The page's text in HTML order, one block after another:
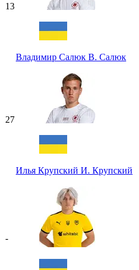
13
Владимир Салюк В. Салюк
27
Илья Крупский И. Крупский
-